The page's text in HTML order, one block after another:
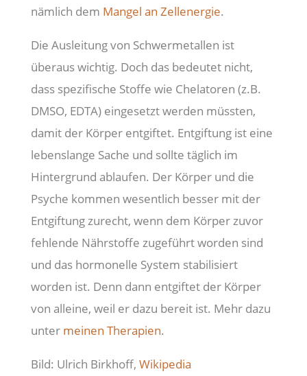
nämlich dem Mangel an Zellenergie.
Die Ausleitung von Schwermetallen ist
überaus wichtig. Doch das bedeutet nicht,
dass spezifische Stoffe wie Chelatoren (z.B.
DMSO, EDTA) eingesetzt werden müssten,
damit der Körper entgiftet. Entgiftung ist eine
lebenslange Sache und sollte täglich im
Hintergrund ablaufen. Der Körper und die
Psyche kommen wesentlich besser mit der
Entgiftung zurecht, wenn dem Körper zuvor
fehlende Nährstoffe zugeführt worden sind
und das hormonelle System stabilisiert
worden ist. Denn dann entgiftet der Körper
von alleine, weil er dazu bereit ist. Mehr dazu
unter meinen Therapien.
Bild: Ulrich Birkhoff, Wikipedia